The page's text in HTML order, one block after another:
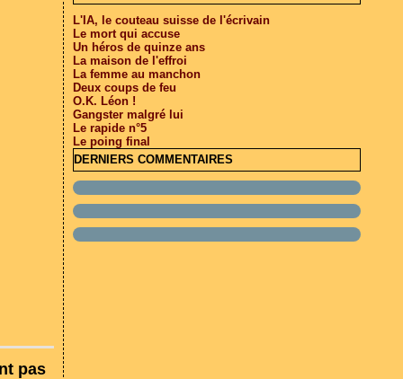
pas
L'IA, le couteau suisse de l'écrivain
Le mort qui accuse
Un héros de quinze ans
La maison de l'effroi
La femme au manchon
Deux coups de feu
O.K. Léon !
Gangster malgré lui
Le rapide n°5
Le poing final
DERNIERS COMMENTAIRES